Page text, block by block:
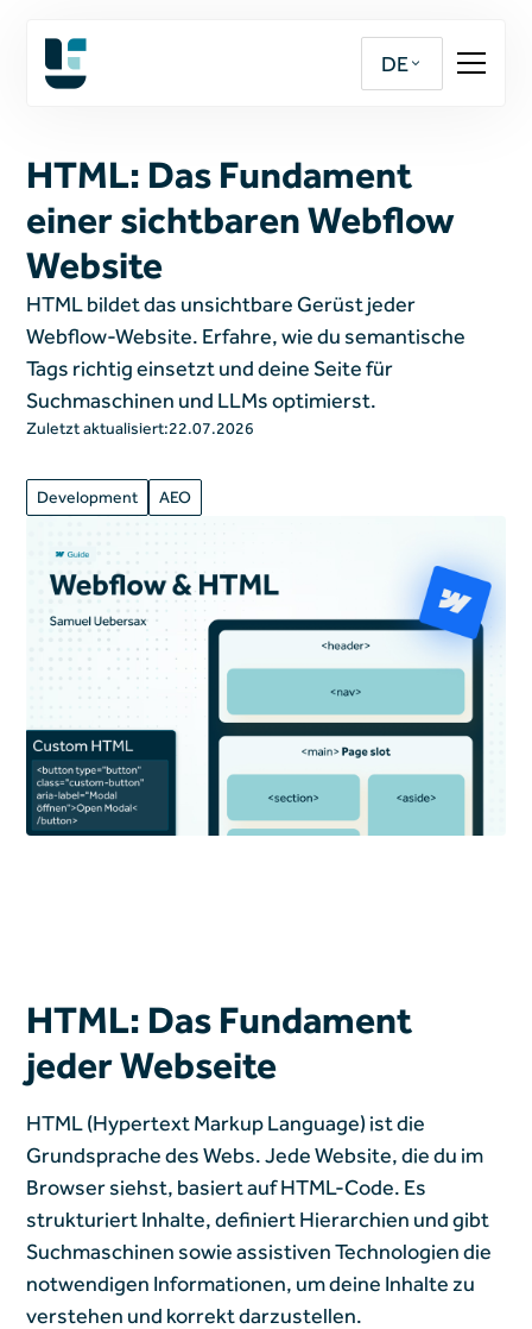
DE
HTML: Das Fundament
einer sichtbaren Webflow
Website
HTML bildet das unsichtbare Gerüst jeder
Webflow-Website. Erfahre, wie du semantische
Tags richtig einsetzt und deine Seite für
Suchmaschinen und LLMs optimierst.
Zuletzt aktualisiert:22.07.2026
Development AEO
HTML: Das Fundament
jeder Webseite
HTML (Hypertext Markup Language) ist die
Grundsprache des Webs. Jede Website, die du im
Browser siehst, basiert auf HTML-Code. Es
strukturiert Inhalte, definiert Hierarchien und gibt
Suchmaschinen sowie assistiven Technologien die
notwendigen Informationen, um deine Inhalte zu
verstehen und korrekt darzustellen.